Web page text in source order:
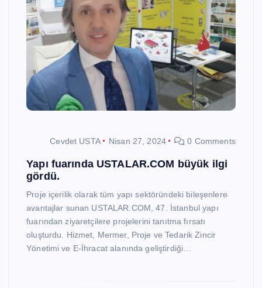
Cevdet USTA Nisan 27, 2024 0 Comments
Yapı fuarında USTALAR.COM büyük ilgi
gördü.
Proje içerilik olarak tüm yapı sektöründeki bileşenlere
avantajlar sunan USTALAR.COM, 47. İstanbul yapı
fuarından ziyaretçilere projelerini tanıtma fırsatı
oluşturdu. Hizmet, Mermer, Proje ve Tedarik Zincir
Yönetimi ve E-İhracat alanında geliştirdiği…